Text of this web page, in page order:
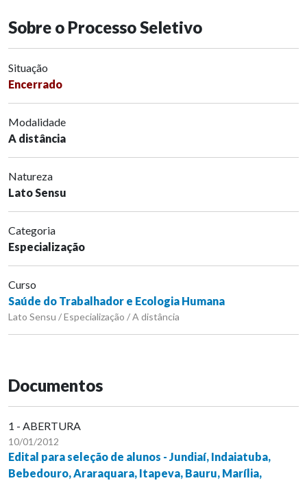
Sobre o Processo Seletivo
Situação
Encerrado
Modalidade
A distância
Natureza
Lato Sensu
Categoria
Especialização
Curso
Saúde do Trabalhador e Ecologia Humana
Lato Sensu / Especialização / A distância
Documentos
1 - ABERTURA
10/01/2012
Edital para seleção de alunos - Jundiaí, Indaiatuba,
Bebedouro, Araraquara, Itapeva, Bauru, Marília,